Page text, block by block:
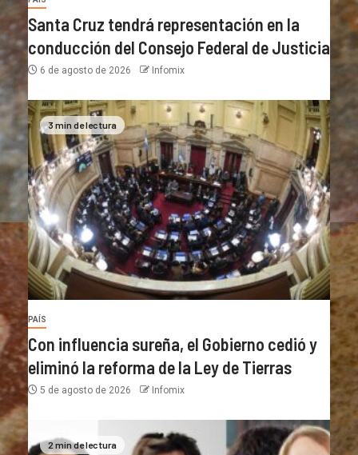
Santa Cruz tendrá representación en la
conducción del Consejo Federal de Justicia
6 de agosto de 2026 Infomix
3 min de lectura
PAÍS
Con influencia sureña, el Gobierno cedió y
eliminó la reforma de la Ley de Tierras
5 de agosto de 2026 Infomix
2 min de lectura